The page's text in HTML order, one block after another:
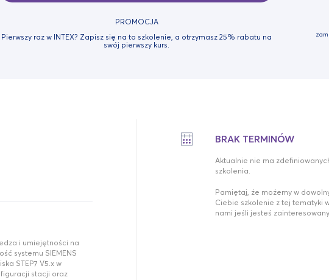
PROMOCJA
Pierwszy raz w INTEX? Zapisz się na to szkolenie, a otrzymasz 25% rabatu na
swój pierwszy kurs.
i umiejętności na
systemu SIEMENS
STEP7 V5.x w
stacji oraz
BRAK TERMINÓW
Aktualnie nie ma
szkolenia.
Pamiętaj, że możemy w
Ciebie szkolenie z tej tematyki
nami jeśli jesteś